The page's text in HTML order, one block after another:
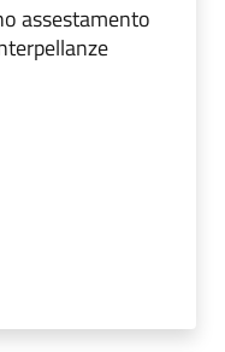
assestamento